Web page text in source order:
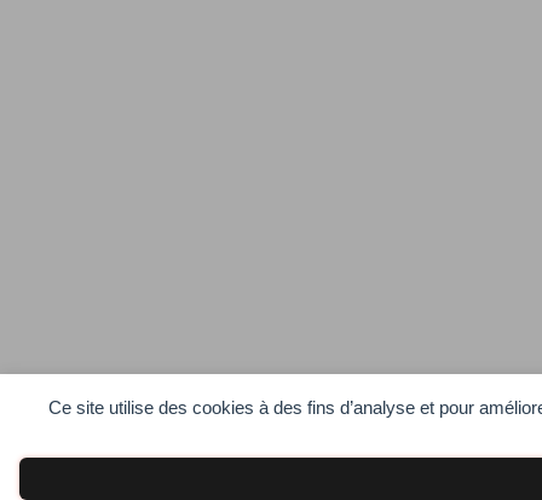
Ce site utilise des cookies à des fins d’analyse et pour